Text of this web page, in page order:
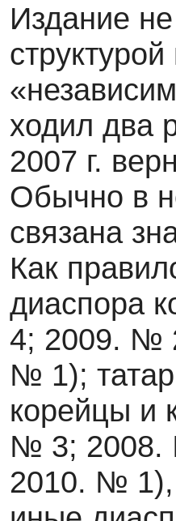
Издание
ходил два
2007 г.
Обычно в
связана
Как
диаспора
4; 2009. №
№ 1);
корейцы и
№ 3; 2008.
2010. № 1),